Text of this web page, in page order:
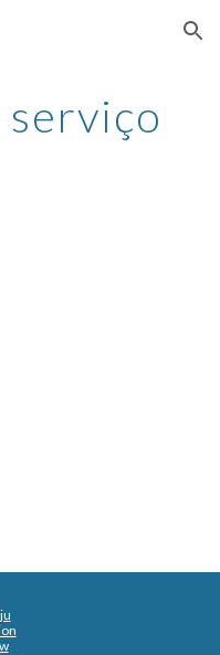
Skip to navigation
serviço